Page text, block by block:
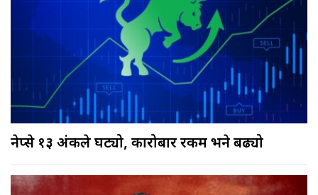
नेप्से १३ अंकले घट्यो, कारोबार रकम भने बढ्यो